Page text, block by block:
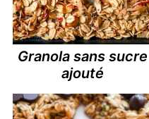
Granola sans sucre
ajouté